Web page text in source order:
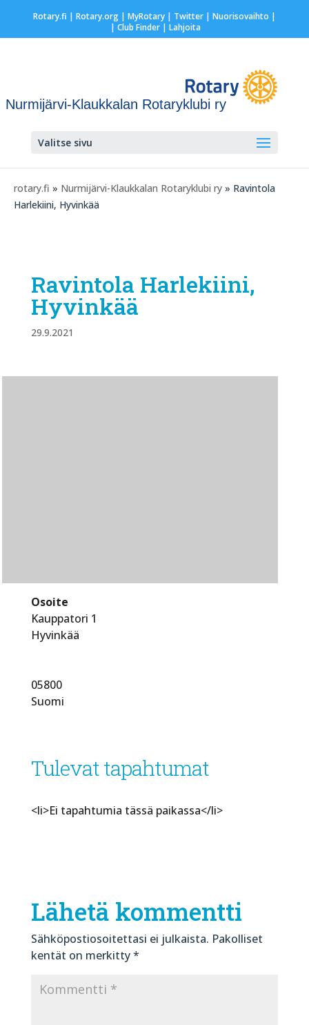
Rotary.fi | Rotary.org| MyRotary| Twitter| Nuorisovaihto |
| Club Finder| Lahjoita
Nurmijärvi-Klaukkalan Rotaryklubi ry
Valitse sivu
rotary.fi » Nurmijärvi-Klaukkalan Rotaryklubi ry » Ravintola
Harlekiini, Hyvinkää
Ravintola Harlekiini,
Hyvinkää
29.9.2021
Osoite
Kauppatori 1
Hyvinkää
05800
Suomi
Tulevat tapahtumat
<li>Ei tapahtumia tässä paikassa</li>
Lähetä kommentti
Sähköpostiosoitettasi ei julkaista. Pakolliset
kentät on merkitty*